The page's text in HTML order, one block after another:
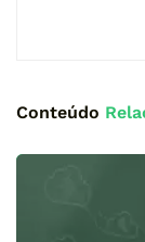
Conteúdo